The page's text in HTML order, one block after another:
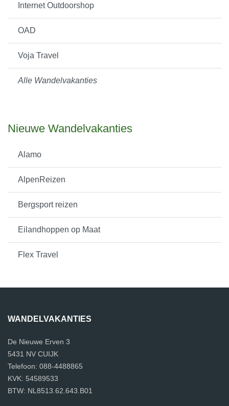
Internet Outdoorshop
OAD
Voja Travel
Alle Wandelvakanties
Nieuwe Wandelvakanties
Alamo
AlpenReizen
Bergsport reizen
Eilandhoppen op Maat
Flex Travel
WANDELVAKANTIES
De Nieuwe Erven 3
5431 NV CUIJK
Telefoon: 088-4488865
KVK: 54589533
BTW: NL8513.62.643.B01